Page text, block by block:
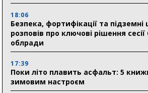
18:06
Безпека, фортифікації та
розповів про ключові рішення
облради
17:39
Поки літо плавить асфальт: 5
зимовим настроєм